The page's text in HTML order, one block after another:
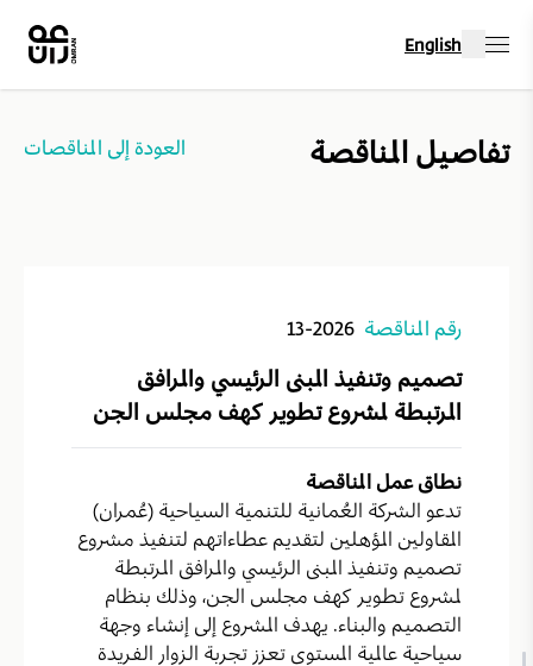
English
تفاصيل المناقصة العودة إلى المناقصات
رقم المناقصة 13-2026
تصميم وتنفيذ المبنى الرئيسي والمرافق
المرتبطة لمشروع تطوير كهف مجلس الجن
نطاق عمل المناقصة
تدعو الشركة العُمانية للتنمية السياحية (عُمران)
المقاولين المؤهلين لتقديم عطاءاتهم لتنفيذ مشروع
تصميم وتنفيذ المبنى الرئيسي والمرافق المرتبطة
لمشروع تطوير كهف مجلس الجن، وذلك بنظام
التصميم والبناء. يهدف المشروع إلى إنشاء وجهة
سياحية عالمية المستوى تعزز تجربة الزوار الفريدة